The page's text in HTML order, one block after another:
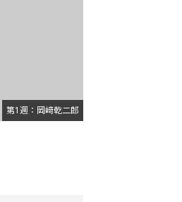
第1週：岡﨑乾二郎